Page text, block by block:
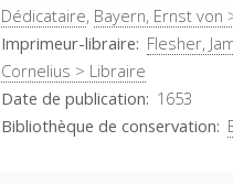
Dédicataire, Bayern, Ernst von
Imprimeur-libraire Flesher,
Cornelius > Libraire
Date de publication 1653
Bibliothèque de conservation